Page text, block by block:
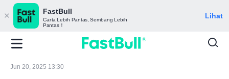
FastBull
Carta Lebih Pantas, Sembang Lebih
Pantas！
Lihat
Jun 20, 2025 13:30